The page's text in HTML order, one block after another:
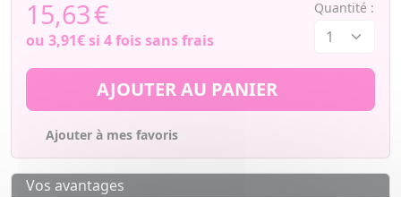
15,63€
ou 3,91€si 4 fois sans frais
Quantité :
AJOUTER AU PANIER
Ajouter à mes favoris
Vos avantages